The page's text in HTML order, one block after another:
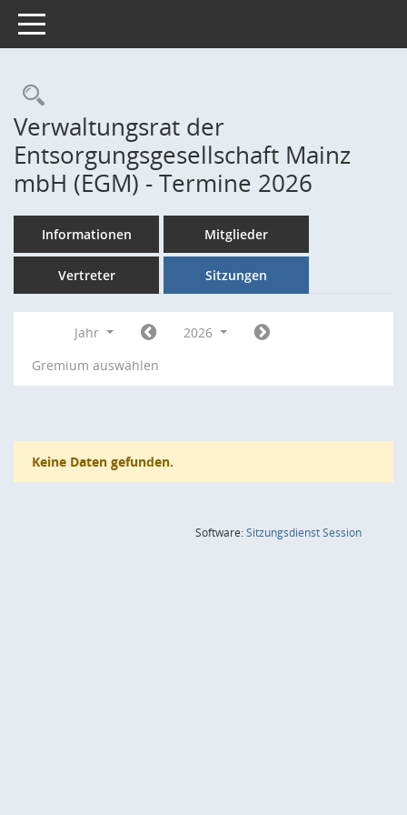
Toggle navigation
Rechercheauswahl
Verwaltungsrat der
Entsorgungsgesellschaft Mainz
mbH (EGM) - Termine 2026
Informationen Mitglieder
Vertreter Sitzungen
Jahr
2026
Gremium auswählen
Keine Daten gefunden.
Software:SitzungsdienstSession(Wird in